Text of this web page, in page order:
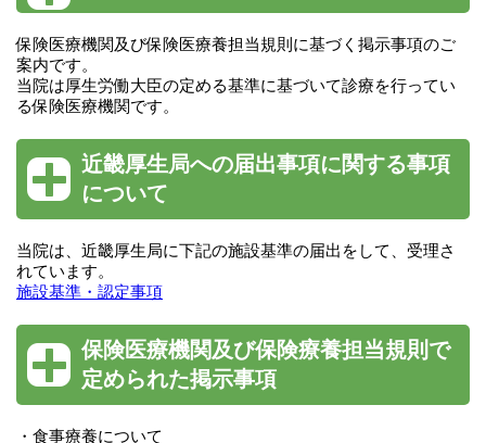
保険医療機関及び保険医療養担当規則に基づく掲示事項のご
案内です。
当院は厚生労働大臣の定める基準に基づいて診療を行ってい
る保険医療機関です。
近畿厚生局への届出事項に関する事項
について
当院は、近畿厚生局に下記の施設基準の届出をして、受理さ
れています。
施設基準・認定事項
保険医療機関及び保険療養担当規則で
定められた掲示事項
・食事療養について